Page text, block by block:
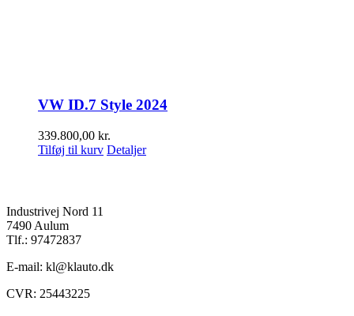
VW ID.7 Style 2024
339.800,00 kr.
Tilføj til kurv Detaljer
Industrivej Nord 11
7490 Aulum
Tlf.: 97472837
E-mail: kl@klauto.dk
CVR: 25443225